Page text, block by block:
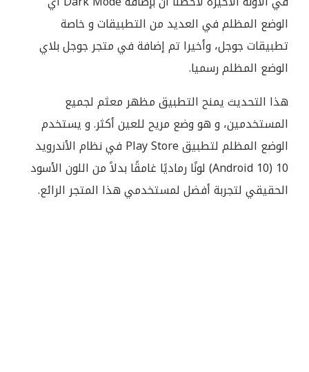
الوضع المظلم في العديد من التطبيقات و خاصة
تطبيقات جوجل، وأخيرا تم إضافة في متجر جوجل بلاي
الوضع المظلم رسميا.
هذا التحديث يمنح التطبيق مظهر معثم لجميع
المستخدمين، و هو وضع مريح للعين أكثر. و يستخدم
الوضع المظلم لتطبيق Play Store في نظام الأندرويد
10 (Android 10) لونًا رماديًا غامقًا بدلاً من اللون الأسود
الحقيقي لتجربة أفضل لمستخدمي هذا المتجر الرائع.